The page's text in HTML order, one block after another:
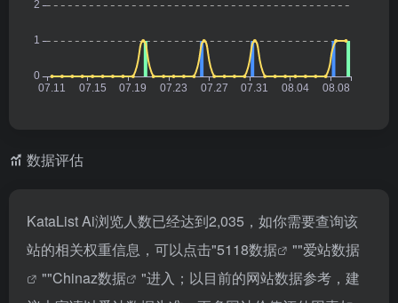
数据评估
KataList Ai浏览人数已经达到2,035，如你需要查询该
站的相关权重信息，可以点击"5118数据 ""爱站数据
""Chinaz数据
"进入；以目前的网站数据参考，建